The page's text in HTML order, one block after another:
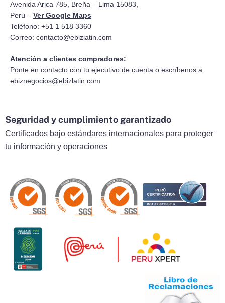
Avenida Arica 785, Breña – Lima 15083,
Perú – Ver Google Maps
Teléfono: +51 1 518 3360
Correo: contacto@ebizlatin.com
Atención a clientes compradores:
Ponte en contacto con tu ejecutivo de cuenta o escríbenos a
ebiznegocios@ebizlatin.com
Seguridad y cumplimiento garantizado
Certificados bajo estándares internacionales para proteger
tu información y operaciones